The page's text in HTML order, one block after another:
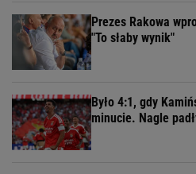
Prezes Rakowa
"To słaby wynik"
Było 4:1, gdy
minucie. Nagle